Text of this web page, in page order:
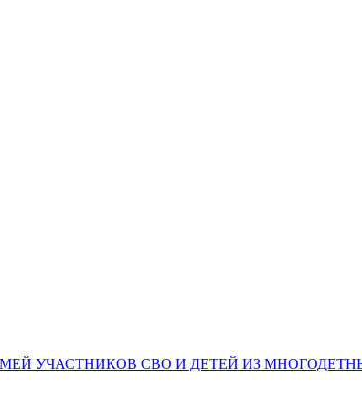
УЧАСТНИКОВ СВО И ДЕТЕЙ ИЗ